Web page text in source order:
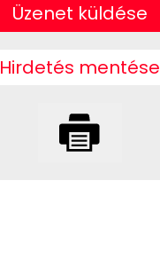
Üzenet küldése
Hirdetés mentése